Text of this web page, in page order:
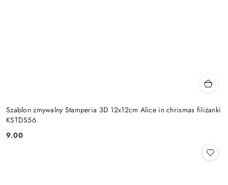
Szablon zmywalny Stamperia 3D 12x12cm Alice in chrismas filiżanki
KSTDS56
Cena:
9.00